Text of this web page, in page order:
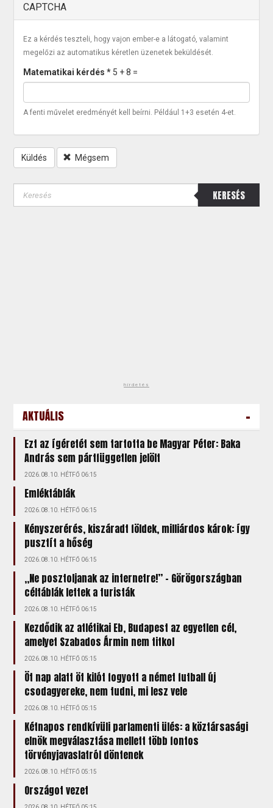
CAPTCHA
Ez a kérdés teszteli, hogy vajon ember-e a látogató, valamint
megelőzi az automatikus kéretlen üzenetek beküldését.
Matematikai kérdés* 5 + 8 =
A fenti művelet eredményét kell beírni. Például 1+3 esetén 4-et.
Küldés Mégsem
KERESÉS
hirdetés
AKTUÁLIS -
Ezt az ígéretét sem tartotta be Magyar Péter: Baka
András sem pártfüggetlen jelölt
2026.08.10. HÉTFŐ 06:15
Emléktáblák
2026.08.10. HÉTFŐ 06:15
Kényszerérés, kiszáradt földek, milliárdos károk: így
pusztít a hőség
2026.08.10. HÉTFŐ 06:15
„Ne posztoljanak az internetre!” – Görögországban
céltáblák lettek a turisták
2026.08.10. HÉTFŐ 06:15
Kezdődik az atlétikai Eb, Budapest az egyetlen cél,
amelyet Szabados Ármin nem titkol
2026.08.10. HÉTFŐ 05:15
Öt nap alatt öt kilót fogyott a német futball új
csodagyereke, nem tudni, mi lesz vele
2026.08.10. HÉTFŐ 05:15
Kétnapos rendkívüli parlamenti ülés: a köztársasági
elnök megválasztása mellett több fontos
törvényjavaslatról döntenek
2026.08.10. HÉTFŐ 05:15
Országot vezet